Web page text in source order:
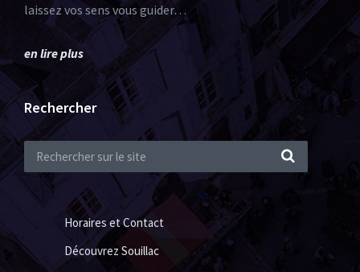
laissez vos sens vous guider…
en lire plus
Rechercher
Horaires et Contact
Découvrez Souillac